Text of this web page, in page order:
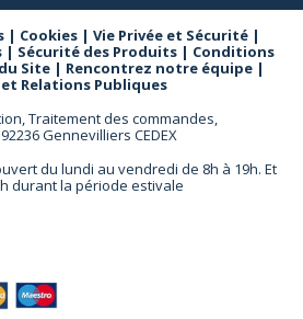
| Cookies | Vie Privée et Sécurité |
| Sécurité des Produits| Conditions
Site | Rencontrez notre équipe |
et Relations Publiques
Traitement des commandes,
Gennevilliers CEDEX
du lundi au vendredi de 8h à 19h. Et
durant la période estivale